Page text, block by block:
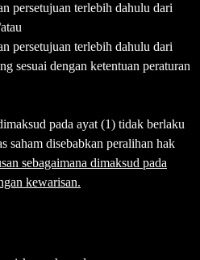
persetujuan terlebih dahulu dari
persetujuan terlebih dahulu dari
sesuai dengan ketentuan peraturan
pada ayat (1) tidak berlaku
saham disebabkan peralihan hak
sebagaimana dimaksud pada
kewarisan.